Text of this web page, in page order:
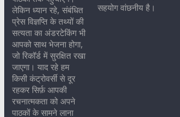
लेकिन ध्यान रहे, संबंधित
प्रेस विज्ञप्ति के तथ्यों की
सत्यता का अंडरटेकिंग भी
आपको साथ भेजना होगा,
जो रिकॉर्ड में सुरक्षित रखा
जाएगा। याद रहे हम
किसी कंट्रोवर्सी से दूर
रहकर सिर्फ़ आपकी
रचनात्मकता को अपने
पाठकों के सामने लाना
सहयोग वांछनीय है।